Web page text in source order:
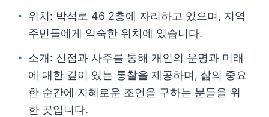
위치: 박석로 46 2층에 자리하고 있으며, 지역
주민들에게 익숙한 위치에 있습니다.
소개: 신점과 사주를 통해 개인의 운명과 미래
에 대한 깊이 있는 통찰을 제공하며, 삶의 중요
한 순간에 지혜로운 조언을 구하는 분들을 위
한 곳입니다.